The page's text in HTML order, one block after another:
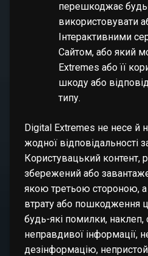
перешкоджає будь-
використовувати
Інтерактивними
Сайтом, або який
Extremes або її
шкоду або
типу.
Digital Extremes не несе й
жодної відповідальності
Користувацький контент,
збережений або
якою третьою стороною,
втрату або пошкодження
будь-які помилки,
неправдивої інформації,
дезінформацію,